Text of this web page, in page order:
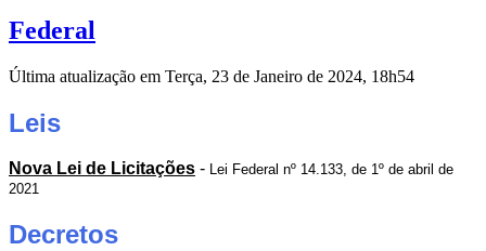
Federal
Última atualização em Terça, 23 de Janeiro de 2024, 18h54
Leis
Nova Lei de Licitações - Lei Federal nº 14.133, de 1º de abril de
2021
Decretos